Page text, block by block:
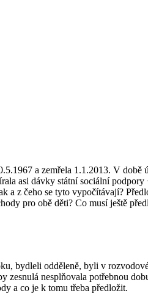
a zemřela 1.1.2013. V době
asi dávky státní sociální
a z čeho se tyto vypočítávají?
pro obě děti? Co musí ještě
bydleli odděleně, byli v
zesnulá nesplňovala potřebnou
a co je k tomu třeba předložit.